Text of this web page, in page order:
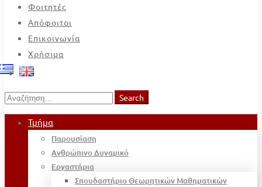
Φοιτητές
Απόφοιτοι
Επικοινωνία
Χρήσιμα
Search
for:
Search
Τμήμα
Παρουσίαση
Ανθρώπινο Δυναμικό
Εργαστήρια
Σπουδαστήριο Θεωρητικών Μαθηματικών